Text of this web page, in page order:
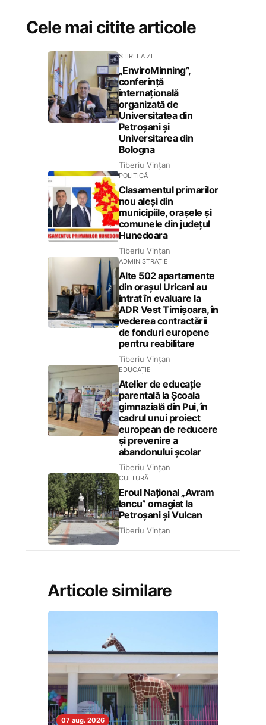
Cele mai citite articole
STIRI LA ZI
„EnviroMinning”,
conferință
internațională
organizată de
Universitatea din
Petroșani și
Universitarea din
Bologna
Tiberiu Vințan
POLITICĂ
Clasamentul primarilor
nou aleși din
municipiile, orașele și
comunele din județul
Hunedoara
Tiberiu Vințan
ADMINISTRAȚIE
Alte 502 apartamente
din orașul Uricani au
intrat în evaluare la
ADR Vest Timișoara, în
vederea contractării
de fonduri europene
pentru reabilitare
Tiberiu Vințan
EDUCAȚIE
Atelier de educație
parentală la Școala
gimnazială din Pui, în
cadrul unui proiect
european de reducere
și prevenire a
abandonului școlar
Tiberiu Vințan
CULTURĂ
Eroul Național „Avram
Iancu” omagiat la
Petroșani și Vulcan
Tiberiu Vințan
Articole similare
07 aug. 2026